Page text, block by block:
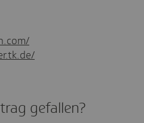
gefal­len?